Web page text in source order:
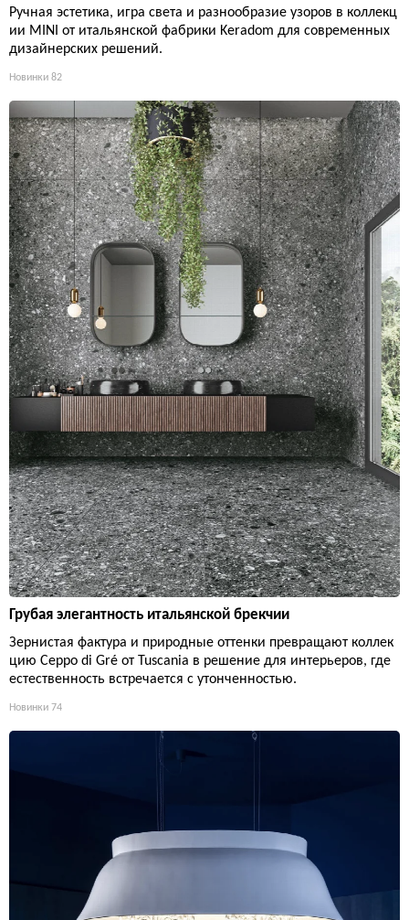
Ручная эстетика, игра света и разнообразие узоров в коллекц
ии MINI от итальянской фабрики Keradom для современных
дизайнерских решений.
Новинки 82
Грубая элегантность итальянской брекчии
Зернистая фактура и природные оттенки превращают коллек
цию Ceppo di Gré от Tuscania в решение для интерьеров, где
естественность встречается с утонченностью.
Новинки 74